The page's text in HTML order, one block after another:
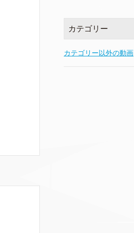
カテゴリー
カテゴリー以外の動画